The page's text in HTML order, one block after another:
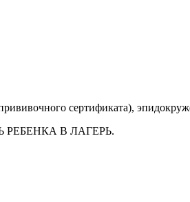
сертификата),
В ЛАГЕРЬ.